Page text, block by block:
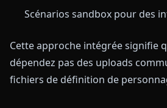
Scénarios sandbox pour des
Cette approche intégrée signifie
dépendez pas des uploads
fichiers de définition de